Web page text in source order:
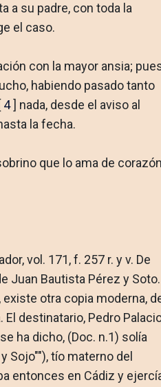
a su padre, con toda la
el caso.
con la mayor ansia;
habiendo pasado tanto
4] nada, desde el aviso al
la fecha.
que lo ama de
vol. 171, f. 257 r. y v. De
Juan Bautista Pérez y Soto.
existe otra copia moderna,
destinatario, Pedro
ha dicho, (Doc. n.1) solía
Sojo""), tío materno del
entonces en Cádiz y